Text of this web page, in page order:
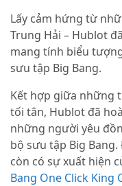
Lấy cảm hứng từ
Trung Hải – Hublot
mang tính biểu
sưu tập Big Bang.
Kết hợp giữa những
tối tân, Hublot đã
những người yêu
bộ sưu tập Big
còn có sự xuất hiện
Bang One Click King